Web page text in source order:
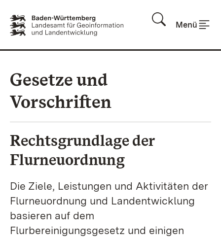
Menü
Gesetze und
Vorschriften
Rechtsgrundlage der
Flurneuordnung
Die Ziele, Leistungen und Aktivitäten der
Flurneuordnung und Landentwicklung
basieren auf dem
Flurbereinigungsgesetz und einigen